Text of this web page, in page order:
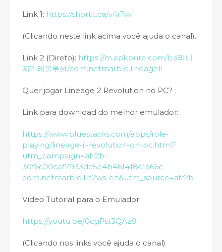
Link 1: https://shortit.ca/v4rTvv
(Clicando neste link acima você ajuda o canal).
Link 2 (Direto): https://m.apkpure.com/br/리니
지2-레볼루션/com.netmarble.lineageII
Quer jogar Lineage 2 Revolution no PC? :
Link para download do melhor emulador:
https://www.bluestacks.com/apps/role-
playing/lineage-ii-revolution-on-pc.html?
utm_campaign=afr2b-
30f6c00caf7933dc5e4b461418c1a66c-
com.netmarble.lin2ws-en&utm_source=afr2b
Vídeo Tutorial para o Emulador:
https://youtu.be/0cgPst3QAz8
(Clicando nos links você ajuda o canal)